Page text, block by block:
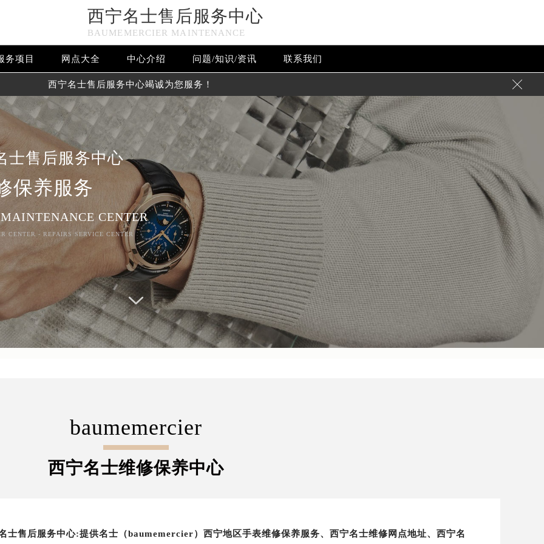
西宁名士售后服务中心
BAUMEMERCIER MAINTENANCE
务项目 网点大全 中心介绍 问题/知识/资讯 联系我们
西宁名士售后服务中心竭诚为您服务！ 
士售后服务中心
保养服务
CENTER
CENTER - REPAIRS SERVICE CENTER
baumemercier
西宁名士维修保养中心
士售后服务中心:提供名士（baumemercier）西宁地区手表维修保养服务、西宁名士维修网点地址、西宁名